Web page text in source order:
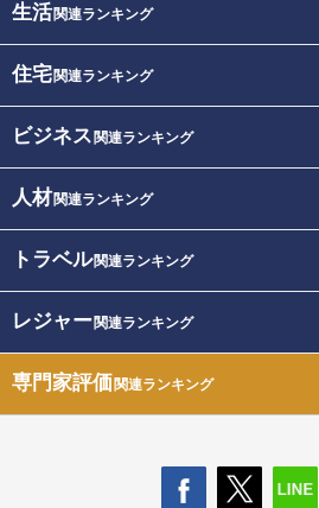
生活関連ランキング
住宅関連ランキング
ビジネス 関連ランキング
人材関連ランキング
トラベル関連ランキング
レジャー関連ランキング
専門家評価関連ランキング